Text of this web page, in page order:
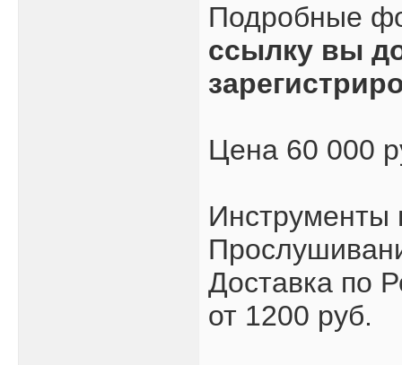
Подробные
ссылку вы
Цена 60 000
Инструменты
Доставка по
от 1200 руб.